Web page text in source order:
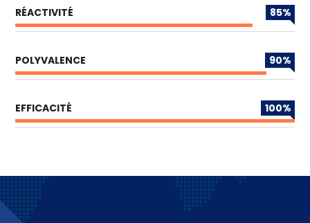
RÉACTIVITÉ 85%
POLYVALENCE 90%
EFFICACITÉ 100%